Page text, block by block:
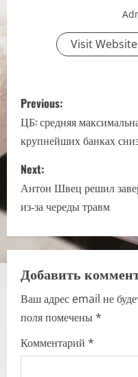
Visit Website
P
o
s
t
n
a
v
i
g
a
Previous:
ЦБ: средняя
крупнейших банках
Next:
Антон Швец решил
из‑за череды травм
Добавить
Ваш адрес email не
поля помечены*
Комментарий *